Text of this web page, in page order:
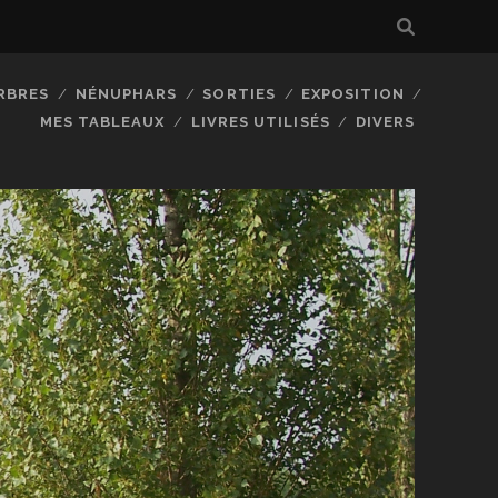
NÉNUPHARS SORTIES
EXPOSITION
MES TABLEAUX
LIVRES UTILISÉS DIVERS